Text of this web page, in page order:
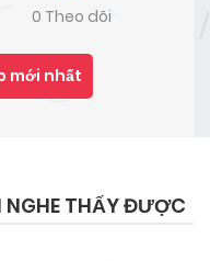
0 Theo dõi
mới nhất
NGHE THẤY ĐƯỢC